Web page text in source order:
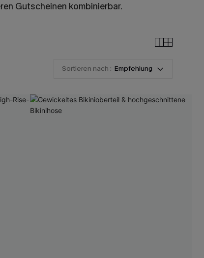
Gutscheinen kombinierbar.
Sortieren nach : Empfehlung